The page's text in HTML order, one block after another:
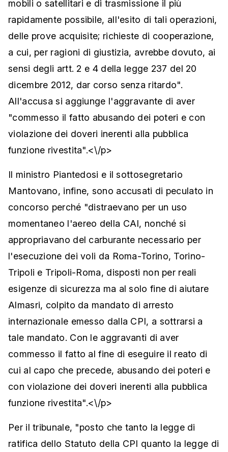
mobili o satellitari e di trasmissione il più
rapidamente possibile, all'esito di tali operazioni,
delle prove acquisite; richieste di cooperazione,
a cui, per ragioni di giustizia, avrebbe dovuto, ai
sensi degli artt. 2 e 4 della legge 237 del 20
dicembre 2012, dar corso senza ritardo".
All'accusa si aggiunge l'aggravante di aver
"commesso il fatto abusando dei poteri e con
violazione dei doveri inerenti alla pubblica
funzione rivestita".<\/p>
Il ministro Piantedosi e il sottosegretario
Mantovano, infine, sono accusati di peculato in
concorso perché "distraevano per un uso
momentaneo l'aereo della CAI, nonché si
appropriavano del carburante necessario per
l'esecuzione dei voli da Roma-Torino, Torino-
Tripoli e Tripoli-Roma, disposti non per reali
esigenze di sicurezza ma al solo fine di aiutare
Almasri, colpito da mandato di arresto
internazionale emesso dalla CPI, a sottrarsi a
tale mandato. Con le aggravanti di aver
commesso il fatto al fine di eseguire il reato di
cui al capo che precede, abusando dei poteri e
con violazione dei doveri inerenti alla pubblica
funzione rivestita".<\/p>
Per il tribunale, "posto che tanto la legge di
ratifica dello Statuto della CPI quanto la legge di